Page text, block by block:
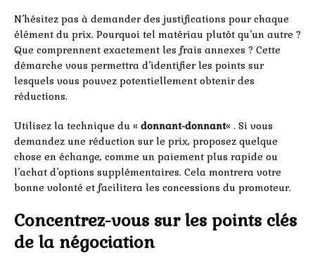
N’hésitez pas à demander des justifications pour chaque
élément du prix. Pourquoi tel matériau plutôt qu’un autre ?
Que comprennent exactement les frais annexes ? Cette
démarche vous permettra d’identifier les points sur
lesquels vous pouvez potentiellement obtenir des
réductions.
Utilisez la technique du « donnant-donnant« . Si vous
demandez une réduction sur le prix, proposez quelque
chose en échange, comme un paiement plus rapide ou
l’achat d’options supplémentaires. Cela montrera votre
bonne volonté et facilitera les concessions du promoteur.
Concentrez-vous sur les points clés
de la négociation